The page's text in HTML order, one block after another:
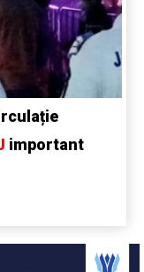
important